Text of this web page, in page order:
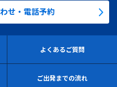
せ・電話予約
よくあるご質問
ご出発までの流れ